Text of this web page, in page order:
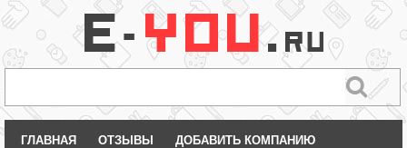
ГЛАВНАЯ ОТЗЫВЫ ДОБАВИТЬ КОМПАНИЮ